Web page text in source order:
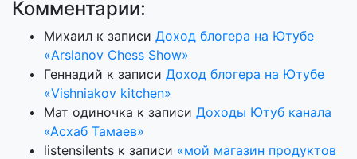
Комментарии:
Михаил к записи Доход блогера на Ютубе
«Arslanov Chess Show»
Геннадий к записи Доход блогера на Ютубе
«Vishniakov kitchen»
Мат одиночка к записи Доходы Ютуб канала
«Асхаб Тамаев»
listensilents к записи «мой магазин продуктов